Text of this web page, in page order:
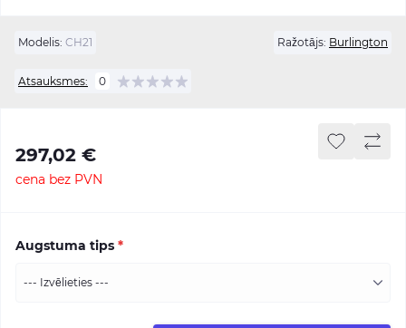
Modelis: CH21 Ražotājs: Burlington
Atsauksmes: 0
297,02 €
cena bez PVN
Augstuma tips *